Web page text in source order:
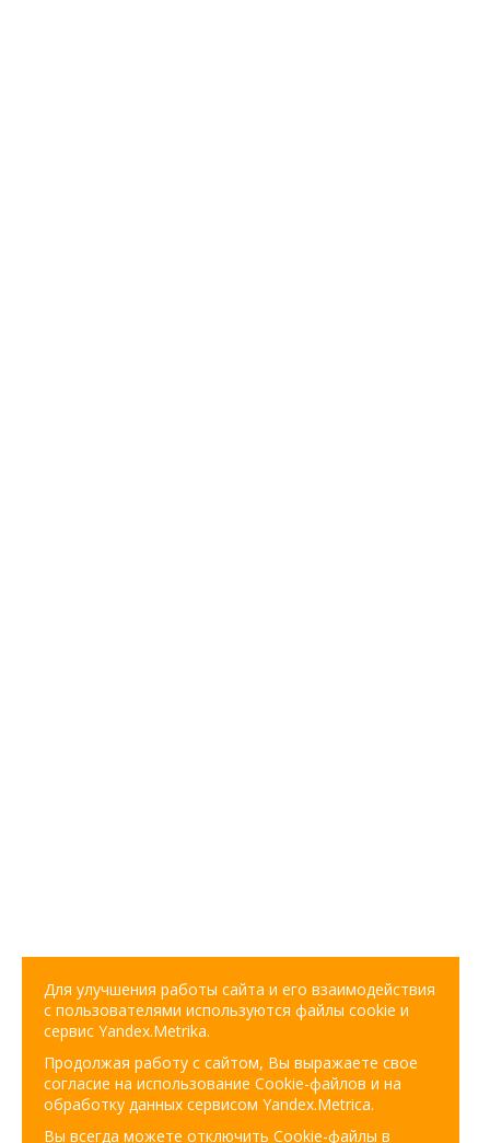
Для улучшения работы сайта и его взаимодействия
с пользователями используются файлы cookie и
сервис Yandex.Metrika.
Продолжая работу с сайтом, Вы выражаете свое
согласие на использование Cookie-файлов и на
обработку данных сервисом Yandex.Metrica.
Вы всегда можете отключить Cookie-файлы в